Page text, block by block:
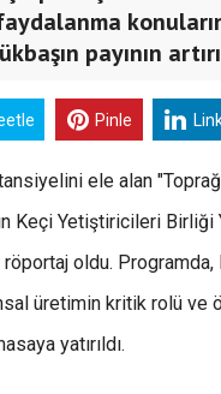
payının
Pinle
ele alan
Keçi Yetiştiricileri
oldu. Programda,
üretimin kritik rolü ve
yatırıldı.